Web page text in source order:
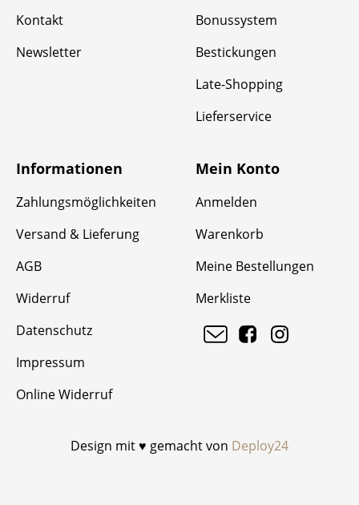
Kontakt
Newsletter
Bonussystem
Bestickungen
Late-Shopping
Lieferservice
Informationen
Zahlungsmöglichkeiten
Versand & Lieferung
AGB
Widerruf
Datenschutz
Impressum
Online Widerruf
Mein Konto
Anmelden
Warenkorb
Meine Bestellungen
Merkliste
Design mit ♥ gemacht von Deploy24